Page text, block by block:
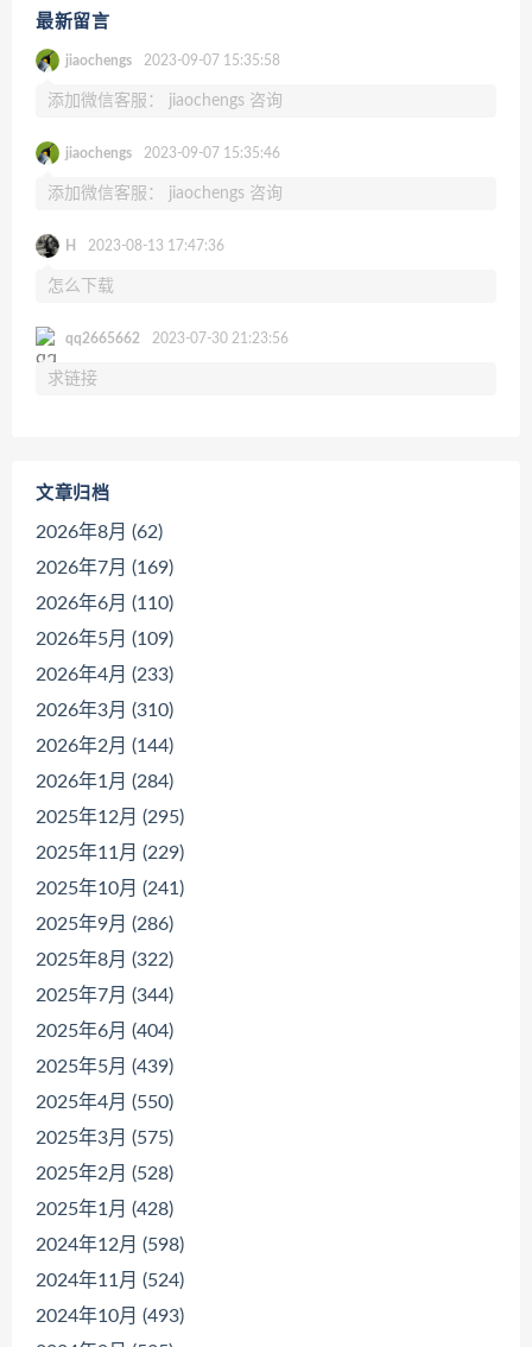
最新留言
jiaochengs 2023-09-07 15:35:58
添加微信客服： jiaochengs 咨询
jiaochengs 2023-09-07 15:35:46
添加微信客服： jiaochengs 咨询
H 2023-08-13 17:47:36
怎么下载
qq2665662 2023-07-30 21:23:56
求链接
文章归档
2026年8月 (62)
2026年7月 (169)
2026年6月 (110)
2026年5月 (109)
2026年4月 (233)
2026年3月 (310)
2026年2月 (144)
2026年1月 (284)
2025年12月 (295)
2025年11月 (229)
2025年10月 (241)
2025年9月 (286)
2025年8月 (322)
2025年7月 (344)
2025年6月 (404)
2025年5月 (439)
2025年4月 (550)
2025年3月 (575)
2025年2月 (528)
2025年1月 (428)
2024年12月 (598)
2024年11月 (524)
2024年10月 (493)